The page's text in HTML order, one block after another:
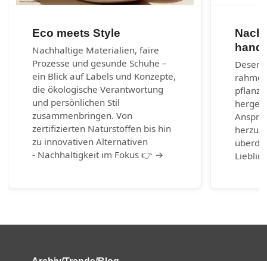
Eco meets Style
Nachhaltige Materialien, faire
Prozesse und gesunde Schuhe –
ein Blick auf Labels und Konzepte,
die ökologische Verantwortung
und persönlichen Stil
zusammenbringen. Von
zertifizierten Naturstoffen bis hin
zu innovativen Alternativen
- Nachhaltigkeit im Fokus 👉 →